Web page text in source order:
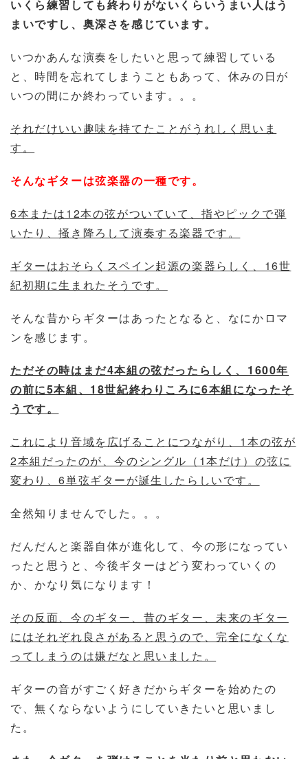
いくら練習しても終わりがないくらいうまい人はう
まいですし、奥深さを感じています。
いつかあんな演奏をしたいと思って練習している
と、時間を忘れてしまうこともあって、休みの日が
いつの間にか終わっています。。。
それだけいい趣味を持てたことがうれしく思いま
す。
そんなギターは弦楽器の一種です。
6本または12本の弦がついていて、指やピックで弾
いたり、掻き降ろして演奏する楽器です。
ギターはおそらくスペイン起源の楽器らしく、16世
紀初期に生まれたそうです。
そんな昔からギターはあったとなると、なにかロマ
ンを感じます。
ただその時はまだ4本組の弦だったらしく、1600年
の前に5本組、18世紀終わりころに6本組になったそ
うです。
これにより音域を広げることにつながり、1本の弦が
2本組だったのが、今のシングル（1本だけ）の弦に
変わり、6単弦ギターが誕生したらしいです。
全然知りませんでした。。。
だんだんと楽器自体が進化して、今の形になってい
ったと思うと、今後ギターはどう変わっていくの
か、かなり気になります！
その反面、今のギター、昔のギター、未来のギター
にはそれぞれ良さがあると思うので、完全になくな
ってしまうのは嫌だなと思いました。
ギターの音がすごく好きだからギターを始めたの
で、無くならないようにしていきたいと思いまし
た。